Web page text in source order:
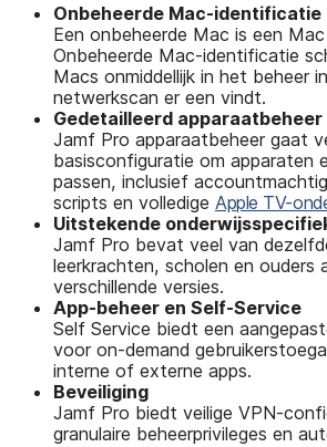
Onbeheerde Mac-identificatie
Een onbeheerde Mac is een
Onbeheerde Mac-identificatie
Macs onmiddellijk in het beheer
netwerkscan er een vindt.
Gedetailleerd apparaatbeheer
Jamf Pro apparaatbeheer gaat
basisconfiguratie om apparaten
passen, inclusief
scripts en volledige Apple TV-
Uitstekende
Jamf Pro bevat veel van
leerkrachten, scholen en ouders
verschillende versies.
App-beheer en Self-Service
Self Service biedt een
voor on-demand
interne of externe apps.
Beveiliging
Jamf Pro biedt veilige VPN-
granulaire beheerprivileges en